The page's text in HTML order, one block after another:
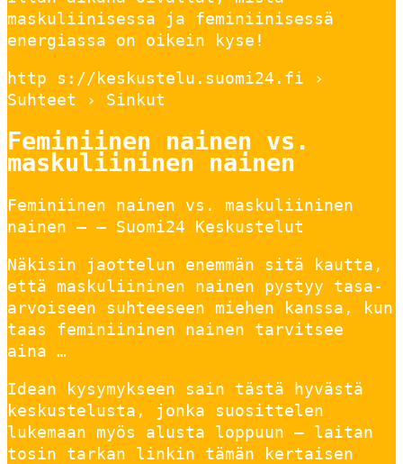
maskuliinisessa ja feminiinisessä
energiassa on oikein kyse!
http s://keskustelu.suomi24.fi ›
Suhteet › Sinkut
Feminiinen nainen vs.
maskuliininen nainen
Feminiinen nainen vs. maskuliininen
nainen – – Suomi24 Keskustelut
Näkisin jaottelun enemmän sitä kautta,
että maskuliininen nainen pystyy tasa-
arvoiseen suhteeseen miehen kanssa, kun
taas feminiininen nainen tarvitsee
aina …
Idean kysymykseen sain tästä hyvästä
keskustelusta, jonka suosittelen
lukemaan myös alusta loppuun – laitan
tosin tarkan linkin tämän kertaisen